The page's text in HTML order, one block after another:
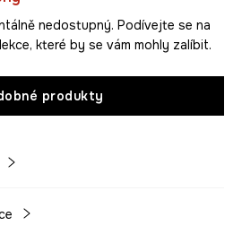
nedostupný. Podívejte se na
které by se vám mohly zalíbit.
produkty